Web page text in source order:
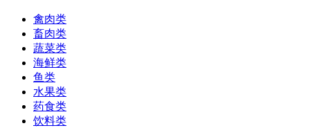
禽肉类
畜肉类
蔬菜类
海鲜类
鱼类
水果类
药食类
饮料类